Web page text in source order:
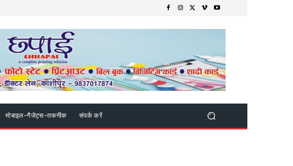
मोबाइल-गैजेट्स-तकनीक संपर्क करें